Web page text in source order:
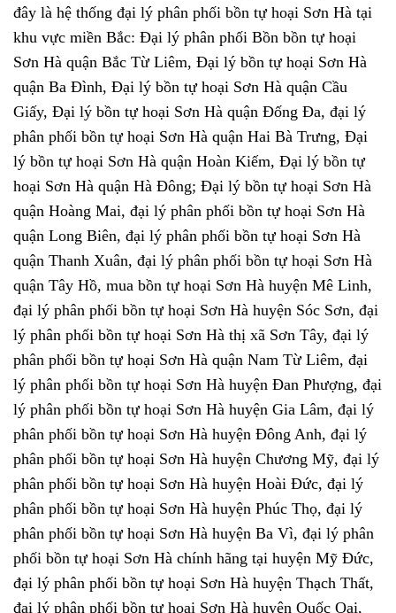
đây là hệ thống đại lý phân phối bồn tự hoại Sơn Hà tại
khu vực miền Bắc: Đại lý phân phối Bồn bồn tự hoại
Sơn Hà quận Bắc Từ Liêm, Đại lý bồn tự hoại Sơn Hà
quận Ba Đình, Đại lý bồn tự hoại Sơn Hà quận Cầu
Giấy, Đại lý bồn tự hoại Sơn Hà quận Đống Đa, đại lý
phân phối bồn tự hoại Sơn Hà quận Hai Bà Trưng, Đại
lý bồn tự hoại Sơn Hà quận Hoàn Kiếm, Đại lý bồn tự
hoại Sơn Hà quận Hà Đông; Đại lý bồn tự hoại Sơn Hà
quận Hoàng Mai, đại lý phân phối bồn tự hoại Sơn Hà
quận Long Biên, đại lý phân phối bồn tự hoại Sơn Hà
quận Thanh Xuân, đại lý phân phối bồn tự hoại Sơn Hà
quận Tây Hồ, mua bồn tự hoại Sơn Hà huyện Mê Linh,
đại lý phân phối bồn tự hoại Sơn Hà huyện Sóc Sơn, đại
lý phân phối bồn tự hoại Sơn Hà thị xã Sơn Tây, đại lý
phân phối bồn tự hoại Sơn Hà quận Nam Từ Liêm, đại
lý phân phối bồn tự hoại Sơn Hà huyện Đan Phượng, đại
lý phân phối bồn tự hoại Sơn Hà huyện Gia Lâm, đại lý
phân phối bồn tự hoại Sơn Hà huyện Đông Anh, đại lý
phân phối bồn tự hoại Sơn Hà huyện Chương Mỹ, đại lý
phân phối bồn tự hoại Sơn Hà huyện Hoài Đức, đại lý
phân phối bồn tự hoại Sơn Hà huyện Phúc Thọ, đại lý
phân phối bồn tự hoại Sơn Hà huyện Ba Vì, đại lý phân
phối bồn tự hoại Sơn Hà chính hãng tại huyện Mỹ Đức,
đại lý phân phối bồn tự hoại Sơn Hà huyện Thạch Thất,
đại lý phân phối bồn tự hoại Sơn Hà huyện Quốc Oai,